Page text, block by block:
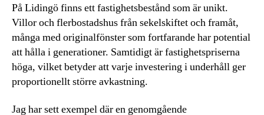
På Lidingö finns ett fastighetsbestånd som är unikt.
Villor och flerbostadshus från sekelskiftet och framåt,
många med originalfönster som fortfarande har potential
att hålla i generationer. Samtidigt är fastighetspriserna
höga, vilket betyder att varje investering i underhåll ger
proportionellt större avkastning.
Jag har sett exempel där en genomgående